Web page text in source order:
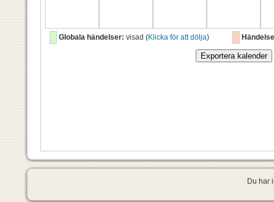
Globala händelser: visad (Klicka för att dölja)
Du har